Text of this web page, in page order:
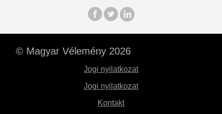
© Magyar Vélemény 2026
Jogi nyilatkozat
Jogi nyilatkozat
Kontakt